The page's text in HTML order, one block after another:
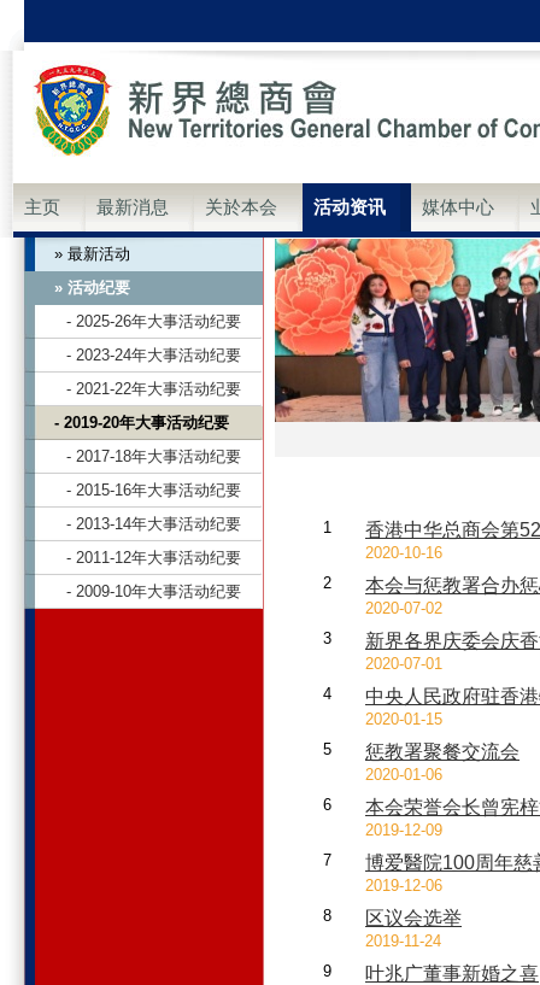
主页 最新消息 关於本会 活动资讯 媒体中心
» 最新活动
» 活动纪要
- 2025-26年大事活动纪要
- 2023-24年大事活动纪要
- 2021-22年大事活动纪要
- 2019-20年大事活动纪要
- 2017-18年大事活动纪要
- 2015-16年大事活动纪要
- 2013-14年大事活动纪要
- 2011-12年大事活动纪要
- 2009-10年大事活动纪要
1 香港中华总商会第
2020-10-16
2
本会与惩教署合办
2020-07-02
3
新界各界庆委会庆
2020-07-01
4
中央人民政府驻香
2020-01-15
5
惩教署聚餐交流会
2020-01-06
6
本会荣誉会长曾宪
2019-12-09
7
博爱醫院100周年慈
2019-12-06
8
区议会选举
2019-11-24
9
叶兆广董事新婚之喜